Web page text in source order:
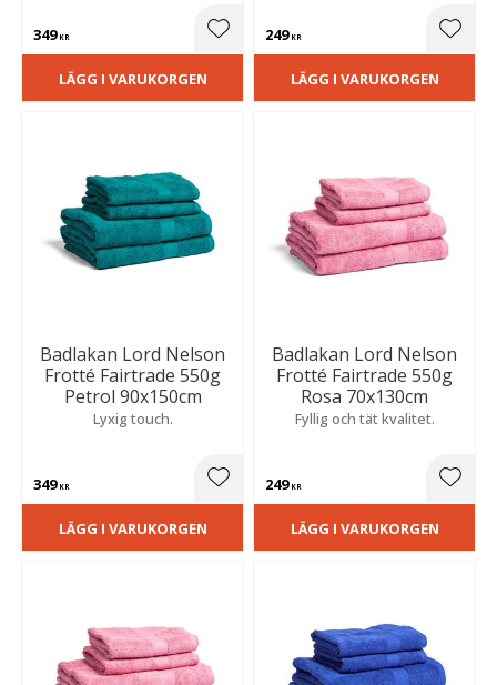
349KR Lägg till i favoriter
LÄGG I VARUKORGEN
249KR
LÄGG I VARUKORGEN
Badlakan Lord Nelson
Frotté Fairtrade 550g
Petrol 90x150cm
Lyxig touch.
349KR Lägg till i favoriter
LÄGG I VARUKORGEN
Badlakan Lord Nelson
Frotté Fairtrade 550g
Rosa 70x130cm
Fyllig och tät kvalitet.
249KR
LÄGG I VARUKORGEN